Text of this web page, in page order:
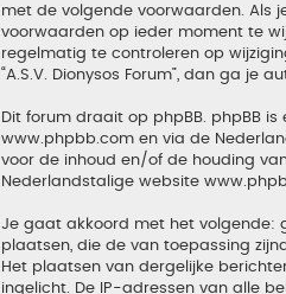
met de volgende voorwaarden. Als
voorwaarden op ieder moment te
regelmatig te controleren op
“A.S.V. Dionysos Forum”, dan ga je
Dit forum draait op phpBB. phpBB
www.phpbb.com en via de
voor de inhoud en/of de houding
Nederlandstalige website
Je gaat akkoord met het volgende:
plaatsen, die de van toepassing
Het plaatsen van dergelijke
ingelicht. De IP-adressen van alle